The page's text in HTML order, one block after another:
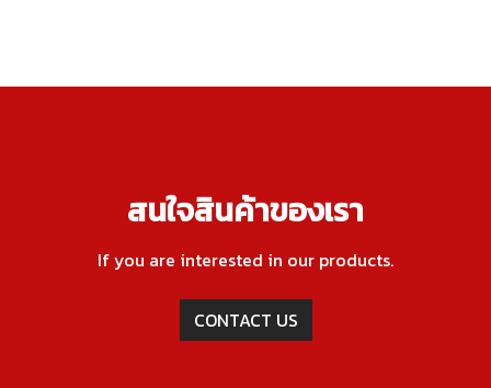
สนใจสินค้าของเรา
If you are interested in our products.
CONTACT US